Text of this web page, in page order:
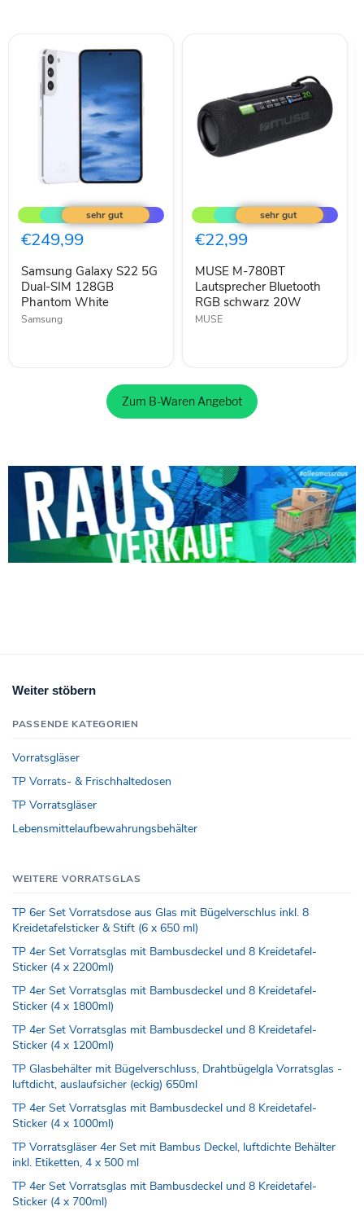
Galaxy
S22
5G
Dual-
128GB
Phantom
White
€249,99
Samsung Galaxy S22 5G
Dual-SIM 128GB
Phantom White
Samsung
M-
780BT
Lautsprecher
Bluetooth
schwarz
20W
€22,99
MUSE M-780BT
Lautsprecher Bluetooth
RGB schwarz 20W
MUSE
Zum B-Waren Angebot
Weiter stöbern
PASSENDE KATEGORIEN
Vorratsgläser
TP Vorrats- & Frischhaltedosen
TP Vorratsgläser
Lebensmittelaufbewahrungsbehälter
WEITERE VORRATSGLAS
TP 6er Set Vorratsdose aus Glas mit Bügelverschlus inkl. 8
Kreidetafelsticker & Stift (6 x 650 ml)
TP 4er Set Vorratsglas mit Bambusdeckel und 8 Kreidetafel-
Sticker (4 x 2200ml)
TP 4er Set Vorratsglas mit Bambusdeckel und 8 Kreidetafel-
Sticker (4 x 1800ml)
TP 4er Set Vorratsglas mit Bambusdeckel und 8 Kreidetafel-
Sticker (4 x 1200ml)
TP Glasbehälter mit Bügelverschluss, Drahtbügelgla Vorratsglas -
luftdicht, auslaufsicher (eckig) 650ml
TP 4er Set Vorratsglas mit Bambusdeckel und 8 Kreidetafel-
Sticker (4 x 1000ml)
TP Vorratsgläser 4er Set mit Bambus Deckel, luftdichte Behälter
inkl. Etiketten, 4 x 500 ml
TP 4er Set Vorratsglas mit Bambusdeckel und 8 Kreidetafel-
Sticker (4 x 700ml)